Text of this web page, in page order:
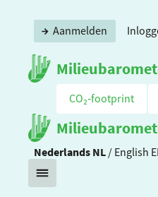
Aanmelden
CO₂‑footprint
Nederlands NL / English